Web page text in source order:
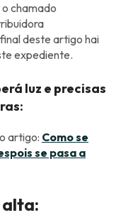
chamado
deste artigo hai
expediente.
luz e precisas
artigo: Como se
se pasa a